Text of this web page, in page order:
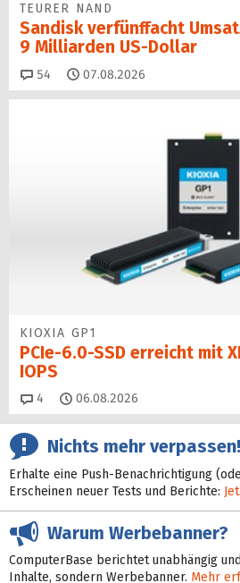
TEURER NAND
Sandisk verfünffacht
9 Milliarden US-Dollar
54 Kommentare
07.08.2026
KIOXIA GP1
PCIe-6.0-SSD erreicht mit
IOPS
4 Kommentare
06.08.2026
Nichts mehr verpassen!
Erhalte eine Push-Benachrichtigung
Erscheinen neuer Tests und Berichte:
Warum Werbebanner?
ComputerBase berichtet unabhängig
Inhalte, sondern Werbebanner. Mehr